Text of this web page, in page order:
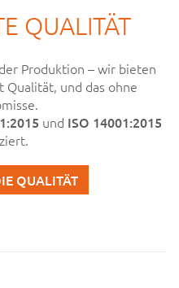
QUALITÄT
Produktion – wir bieten
Qualität, und das ohne
und ISO 14001:2015
QUALITÄT